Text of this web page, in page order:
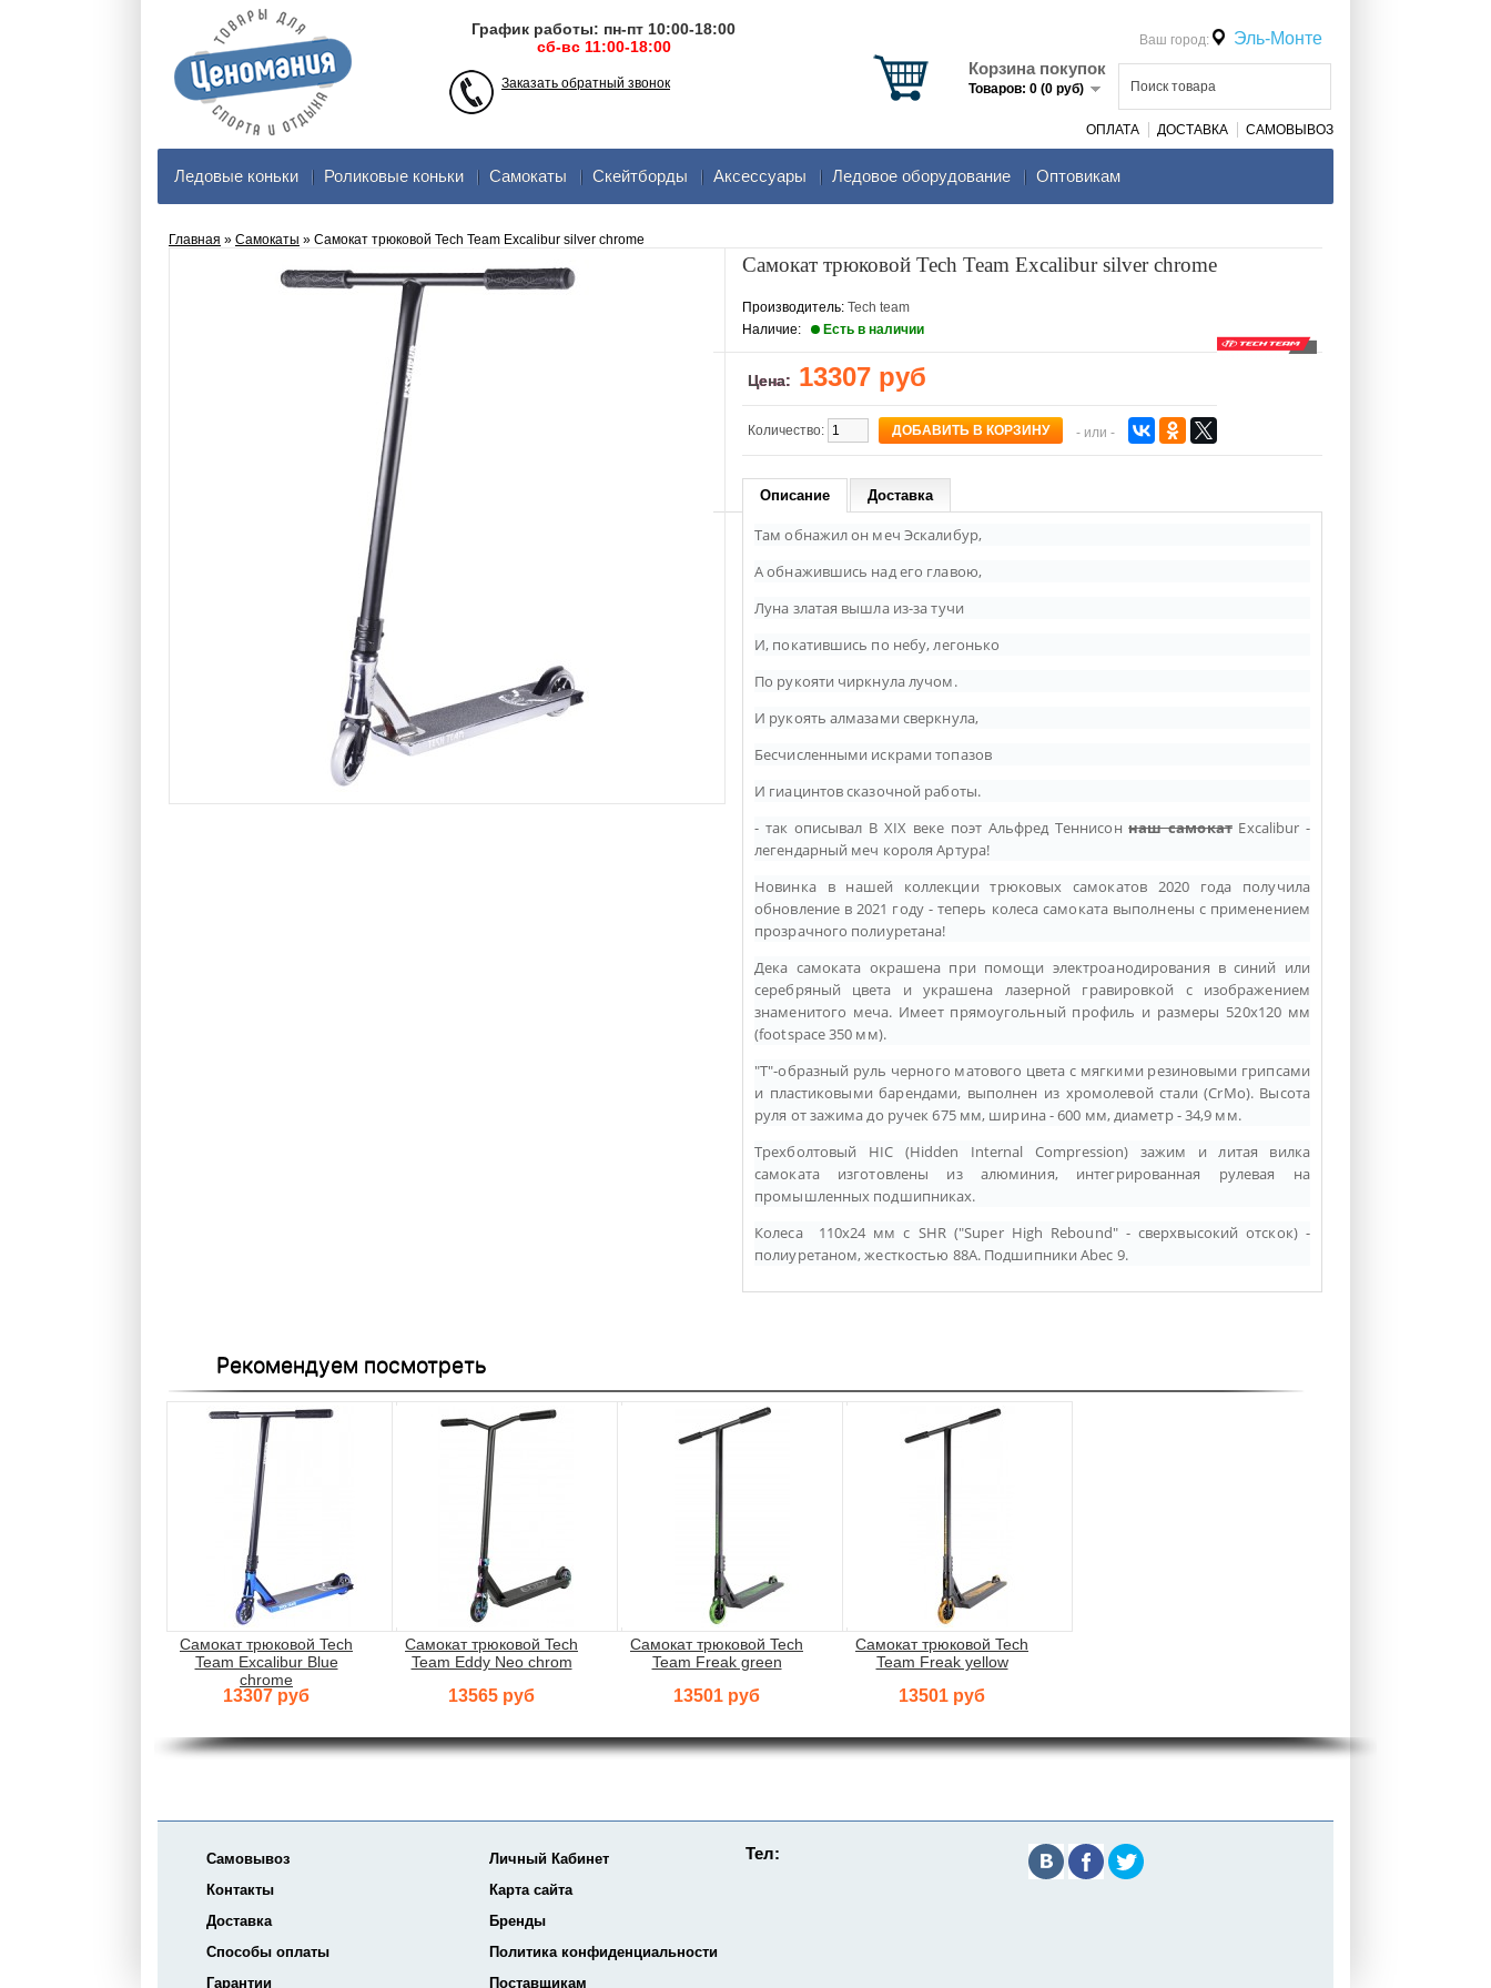
Заказать обратный звонок
График работы: пн-пт 10:00-18:00
сб-вс 11:00-18:00
Корзина покупок
Товаров: 0 (0 руб)
Ваш город: Эль-Монте
ОПЛАТА ДОСТАВКА САМОВЫВОЗ
Ледовые коньки Роликовые коньки Самокаты Скейтборды Аксеcсуары Ледовое оборудование Оптовикам
Главная » Самокаты » Самокат трюковой Tech Team Excalibur silver chrome
Самокат трюковой Tech Team Excalibur silver chrome
Производитель: Tech team
Наличие:
Есть в наличии
Цена: 13307 руб
Количество: - или -
Описание Доставка
Там обнажил он меч Эскалибур,
А обнажившись над его главою,
Луна златая вышла из-за тучи
И, покатившись по небу, легонько
По рукояти чиркнула лучом.
И рукоять алмазами сверкнула,
Бесчисленными искрами топазов
И гиацинтов сказочной работы.
- так описывал В XIX веке поэт Альфред Теннисоннаш самокатExcalibur -
легендарный меч короля Артура!
Новинка в нашей коллекции трюковых самокатов 2020 года получила
обновление в 2021 году - теперь колеса самоката выполнены с применением
прозрачного полиуретана!
Дека самоката окрашена при помощи электроанодирования в синий или
серебряный цвета и украшена лазерной гравировкой с изображением
знаменитого меча. Имеет прямоугольный профиль и размеры 520х120 мм
(footspace 350 мм).
"T"-образный руль черного матового цвета с мягкими резиновыми грипсами
и пластиковыми барендами, выполнен из хромолевой стали (CrMo). Высота
руля от зажима до ручек 675 мм, ширина - 600 мм, диаметр - 34,9 мм.
Трехболтовый HIC (Hidden Internal Compression) зажим и литая вилка
самоката изготовлены из алюминия, интегрированная рулевая на
промышленных подшипниках.
Колеса 110x24 мм c SHR ("Super High Rebound" - сверхвысокий отскок) -
полиуретаном, жесткостью 88A. Подшипники Abec 9.
Рекомендуем посмотреть
Самокат трюковой Tech
Team Excalibur Blue
chrome
13307 руб
Самокат трюковой Tech
Team Eddy Neo chrom
13565 руб
Самокат трюковой Tech
Team Freak green
13501 руб
Самокат трюковой Tech
Team Freak yellow
13501 руб
Самовывоз
Контакты
Доставка
Способы оплаты
Гарантии
Личный Кабинет
Карта сайта
Бренды
Политика конфиденциальности
Поставщикам
Тел: